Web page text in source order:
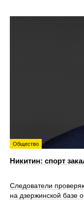
Общество
Никитин: спорт
Следователи
на дзержинской базе